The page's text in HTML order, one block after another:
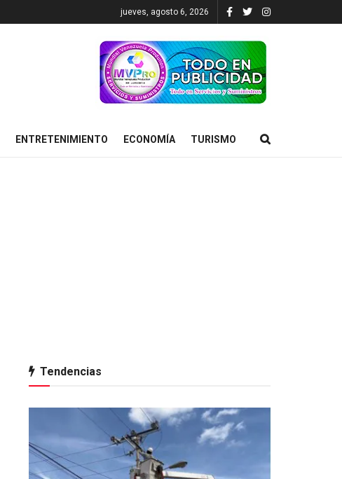
jueves, agosto 6, 2026
ENTRETENIMIENTO ECONOMÍA TURISMO
Tendencias